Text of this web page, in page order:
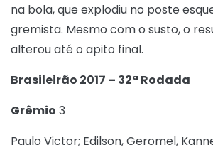
na bola, que explodiu no poste
gremista. Mesmo com o susto, o
alterou até o apito final.
Brasileirão 2017 – 32ª Rodada
Grêmio 3
Paulo Victor; Edilson, Geromel,